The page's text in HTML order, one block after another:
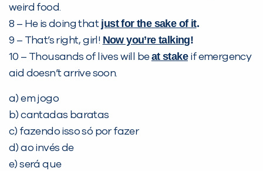
weird food.
8 – He is doing that just for the sake of it.
9 – That’s right, girl! Now you’re talking!
10 – Thousands of lives will beat stake if emergency
aid doesn’t arrive soon.
a) em jogo
b) cantadas baratas
c) fazendo isso só por fazer
d) ao invés de
e) será que
Você é aluno inFlux?
Sim Não
VOLTAR